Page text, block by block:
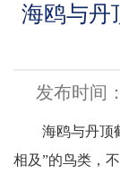
海鸥与丹
发布时间
海鸥与丹顶
相及”的鸟类，